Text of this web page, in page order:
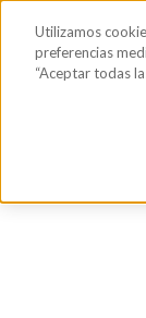
Todos los
productos
Utilizamos
preferencias
“Aceptar todas